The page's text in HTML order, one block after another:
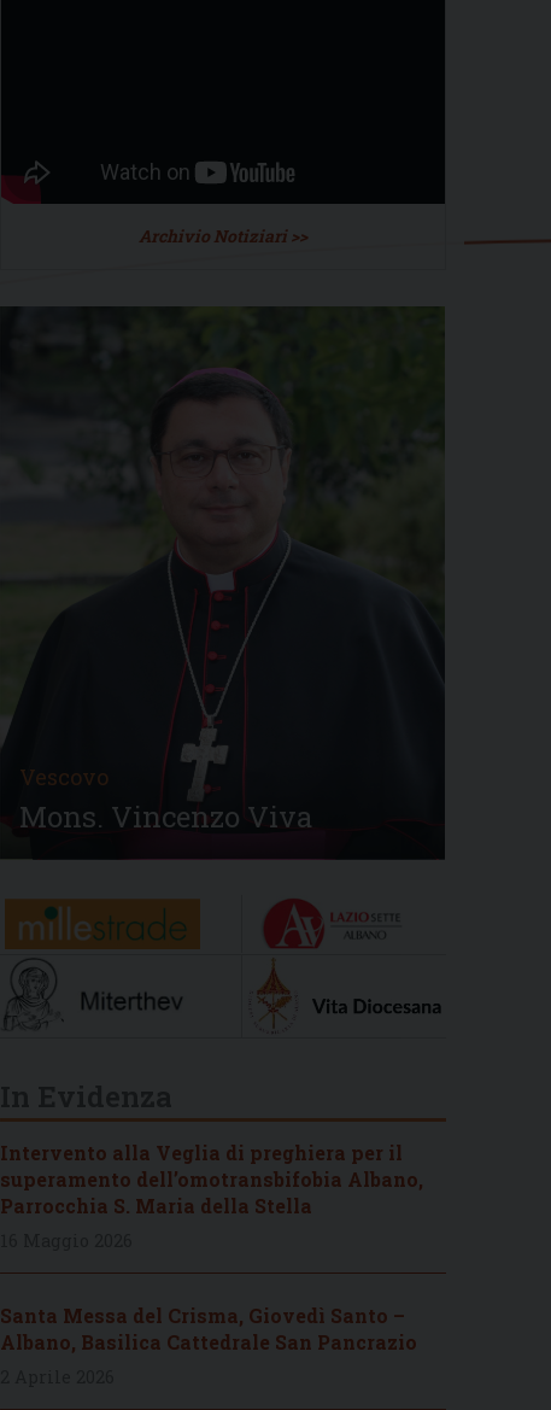
Archivio Notiziari >>
Vescovo
Mons. Vincenzo Viva
Intervento alla Veglia di preghiera per il
superamento dell’omotransbifobia Albano,
Parrocchia S. Maria della Stella
Santa Messa del Crisma, Giovedì Santo –
Albano, Basilica Cattedrale San Pancrazio